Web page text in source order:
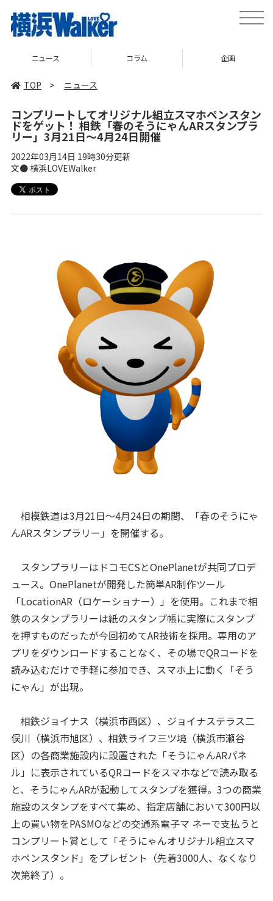
toggle
コラム 企画 TOP
TOP > ニュース
コンプリートしてオリジナル組立スマホペンスタン
ドをゲット！ 相鉄「春のそうにゃんARスタンプラ
リー」3月21日～4月24日開催
2022年03月14日 19時30分更新
文● 横浜LOVEWalker
相模鉄道は3月21日～4月24日の期間、「春のそうにゃ
んARスタンプラリー」を開催する。
スタンプラリーはドコモCSとOnePlanetが共同プロデ
ュース。OnePlanetが開発した簡単AR制作ツール
「LocationAR（ロケーショナー）」を使用。これまで相
鉄のスタンプラリーは紙のスタンプ帳に実際にスタンプ
を押すものだったが今回初めてAR技術を採用。専用のア
プリをダウンロードすることなく、その場でQRコードを
読み込むだけで手軽に参加でき、スマホ上に動く「そう
にゃん」が出現。
相鉄ジョイナス（横浜市西区）、ジョイナステラス二
俣川（横浜市旭区）、相鉄ライフ三ツ境（横浜市瀬谷
区）の各商業施設内に設置された「そうにゃんARパネ
ル」に表示されているQRコードをスマホなどで読み取る
と、そうにゃんARが起動してスタンプを獲得。3つの商業
施設のスタンプをすべて集め、指定店舗において300円以
上の買い物をPASMOなどの交通系電子マ ネーで支払うと
コンプリート賞として「そうにゃんオリジナル組立スマ
ホペンスタンド」をプレゼント（先着3000人、なくなり
次第終了）。